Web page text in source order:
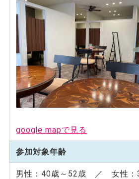
google mapで見る
参加対象年齢
男性：40歳～52歳 ／ 女性：